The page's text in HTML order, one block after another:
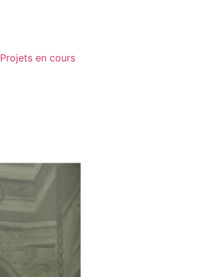
Projets en cours